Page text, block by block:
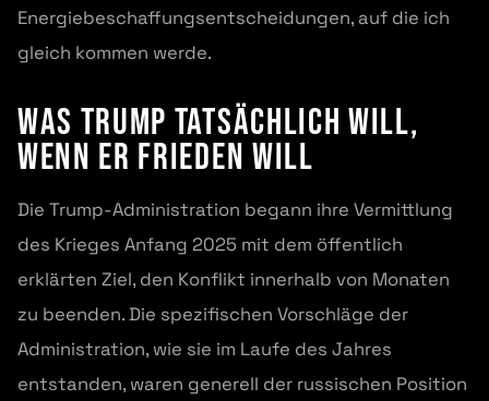
Energiebeschaffungsentscheidungen, auf die ich
gleich kommen werde.
Was Trump tatsächlich will,
wenn er Frieden will
Die Trump-Administration begann ihre Vermittlung
des Krieges Anfang 2025 mit dem öffentlich
erklärten Ziel, den Konflikt innerhalb von Monaten
zu beenden. Die spezifischen Vorschläge der
Administration, wie sie im Laufe des Jahres
entstanden, waren generell der russischen Position